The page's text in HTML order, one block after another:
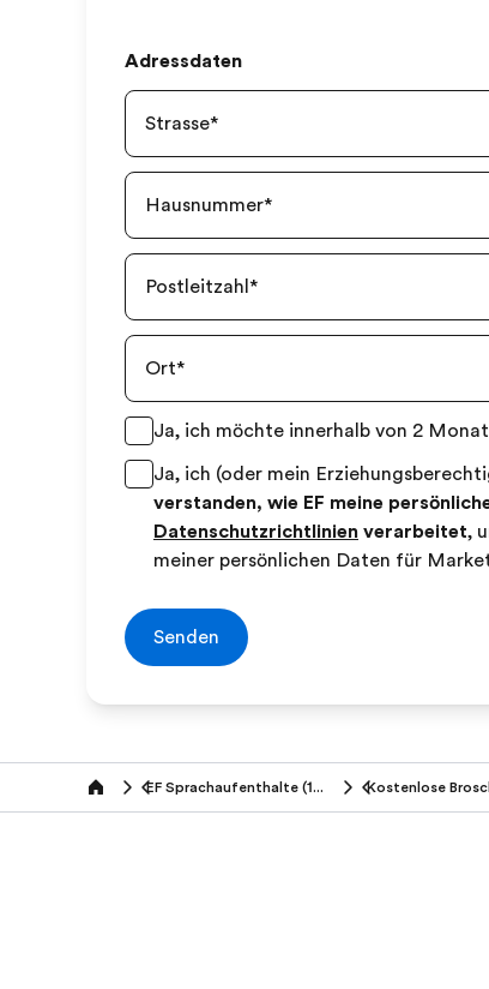
Adressdaten
Strasse*
Hausnummer*
Postleitzahl *
Ort*
Ja, ich möchte innerhalb von 2
Ja, ich (oder mein
verstanden, wie EF meine
Datenschutzrichtlinien verarbeitet,
meiner persönlichen Daten für
Senden
Home EF Sprachaufenthalte (19-25 Jahre) Kostenlose